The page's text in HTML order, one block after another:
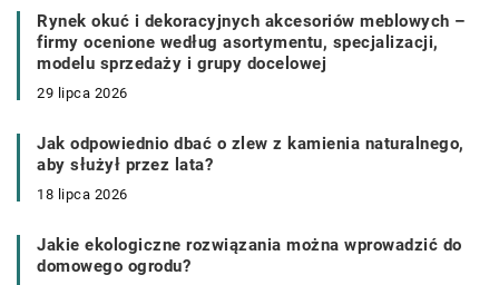
Rynek okuć i dekoracyjnych akcesoriów meblowych –
firmy ocenione według asortymentu, specjalizacji,
modelu sprzedaży i grupy docelowej
29 lipca 2026
Jak odpowiednio dbać o zlew z kamienia naturalnego,
aby służył przez lata?
18 lipca 2026
Jakie ekologiczne rozwiązania można wprowadzić do
domowego ogrodu?